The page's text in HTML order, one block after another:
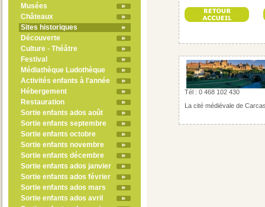
Musées
Châteaux
Sites historiques
Découverte
Culture - Théâtre
Festival
Médiathèque Ludothèque
Activités enfants à l'année
Hébergement
Restauration
Sortie enfants ados août
Sortie enfants septembre
Sortie enfants octobre
Sortie enfants novembre
Sortie enfants décembre
Sortie enfants ados janvier
Sortie enfants ados février
Sortie enfants ados mars
Sortie enfants ados avril
Tél : 0 468 102 430
La cité médiévale de